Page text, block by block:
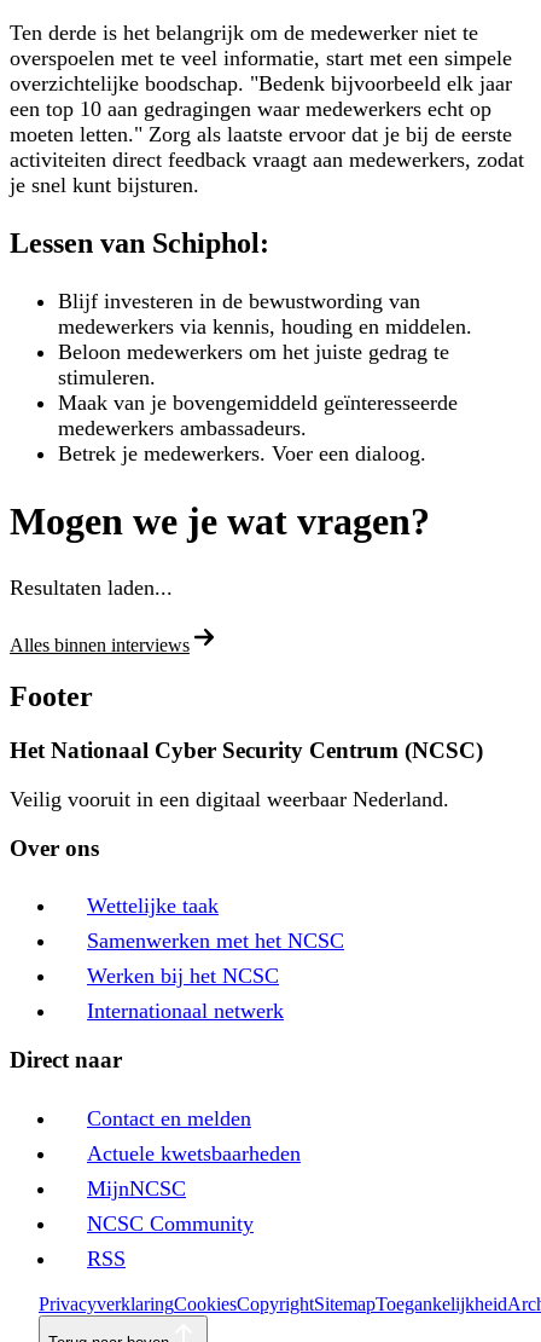
Ten derde is het belangrijk om de medewerker niet te
overspoelen met te veel informatie, start met een simpele
overzichtelijke boodschap. "Bedenk bijvoorbeeld elk jaar
een top 10 aan gedragingen waar medewerkers echt op
moeten letten." Zorg als laatste ervoor dat je bij de eerste
activiteiten direct feedback vraagt aan medewerkers, zodat
je snel kunt bijsturen.
Lessen van Schiphol:
Blijf investeren in de bewustwording van
medewerkers via kennis, houding en middelen.
Beloon medewerkers om het juiste gedrag te
stimuleren.
Maak van je bovengemiddeld geïnteresseerde
medewerkers ambassadeurs.
Betrek je medewerkers. Voer een dialoog.
Mogen we je wat vragen?
Resultaten laden...
Alles binnen interviews
Footer
Het Nationaal Cyber Security Centrum (NCSC)
Veilig vooruit in een digitaal weerbaar Nederland.
Over ons
Wettelijke taak
Samenwerken met het NCSC
Werken bij het NCSC
Internationaal netwerk
Direct naar
Contact en melden
Actuele kwetsbaarheden
MijnNCSC
NCSC Community
RSS
PrivacyverklaringCookiesCopyrightSitemapToegankelijkheid